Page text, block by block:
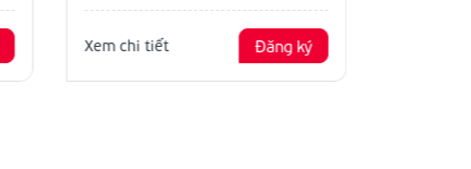
Xem chi tiết Đăng ký